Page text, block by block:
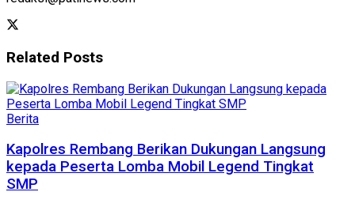
Related Posts
Berita
Kapolres Rembang Berikan Dukungan Langsung
kepada Peserta Lomba Mobil Legend Tingkat
SMP